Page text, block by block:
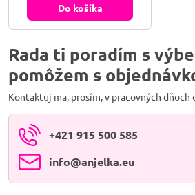
Do košíka
Rada ti poradím s
pomôžem s
Kontaktuj ma, prosím, v pracovných dňoch
+421 915 500 585
info​@anjelka​.eu